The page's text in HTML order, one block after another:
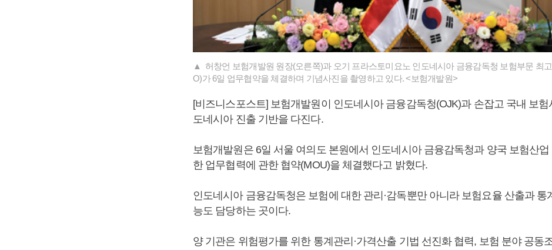
▲ 허창언 보험개발원 원장(오른쪽)과 오기 프라스토미요노 인도네시아 금융감독청 보험부문 최
O)가 6일 업무협약을 체결하며 기념사진을 촬영하고 있다. <보험개발원>
[비즈니스포스트] 보험개발원이 인도네시아 금융감독청(OJK)과 손잡고 국내 보험
도네시아 진출 기반을 다진다.
보험개발원은 6일 서울 여의도 본원에서 인도네시아 금융감독청과 양국 보험산업
한 업무협력에 관한 협약(MOU)을 체결했다고 밝혔다.
인도네시아 금융감독청은 보험에 대한 관리·감독뿐만 아니라 보험요율 산출과 통
능도 담당하는 곳이다.
양 기관은 위험평가를 위한 통계관리·가격산출 기법 선진화 협력, 보험 분야 공동